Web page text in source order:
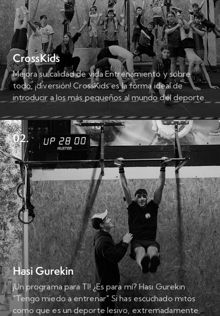
CrossKids
Mejora su calidad de vida Entrenamiento y sobre
todo, ¡diversión! CrossKids es la forma ideal de
introducir a los más pequeños al mundo del deporte.
Un entorno controlado en el…
02.
Hasi Gurekin
¡Un programa para TI! ¿Es para mí? Hasi Gurekin
"Tengo miedo a entrenar" Si has escuchado mitos
como que es un deporte lesivo, extremadamente